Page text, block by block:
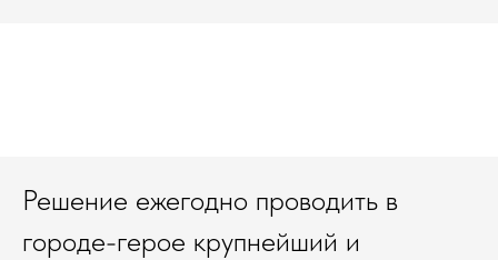
Решение ежегодно проводить в
городе-герое крупнейший и